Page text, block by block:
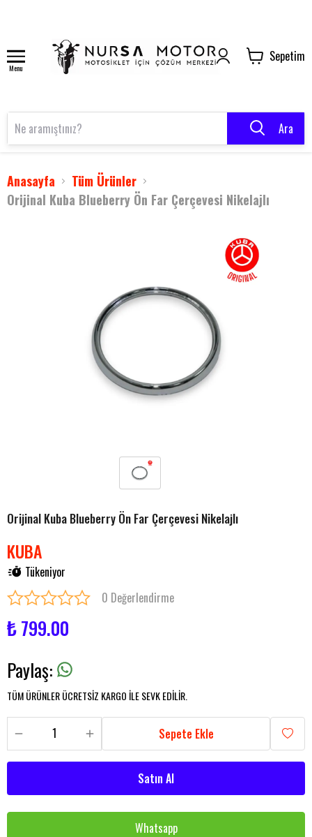
Menu
Sepetim
Ara
Anasayfa
Tüm Ürünler
Orijinal Kuba Blueberry Ön Far Çerçevesi Nikelajlı
Orijinal Kuba Blueberry Ön Far Çerçevesi Nikelajlı
KUBA
Tükeniyor
0 Değerlendirme
₺ 799.00
Paylaş:
TÜM ÜRÜNLER ÜCRETSİZ KARGO İLE SEVK EDİLİR.
Sepete Ekle
Satın Al
Whatsapp